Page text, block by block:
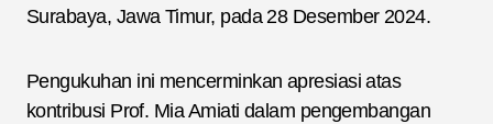
Surabaya, Jawa Timur, pada 28 Desember 2024.
Pengukuhan ini mencerminkan apresiasi atas
kontribusi Prof. Mia Amiati dalam pengembangan